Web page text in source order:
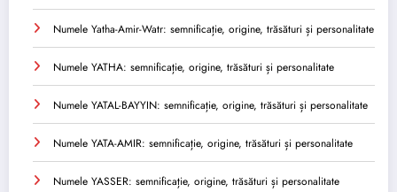
Numele Yatha-Amir-Watr: semnificație, origine, trăsături și personalitate
Numele YATHA: semnificație, origine, trăsături și personalitate
Numele YATAL-BAYYIN: semnificație, origine, trăsături și personalitate
Numele YATA-AMIR: semnificație, origine, trăsături și personalitate
Numele YASSER: semnificație, origine, trăsături și personalitate